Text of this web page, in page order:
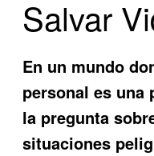
Salvar
En un mundo
personal es una
la pregunta
situaciones